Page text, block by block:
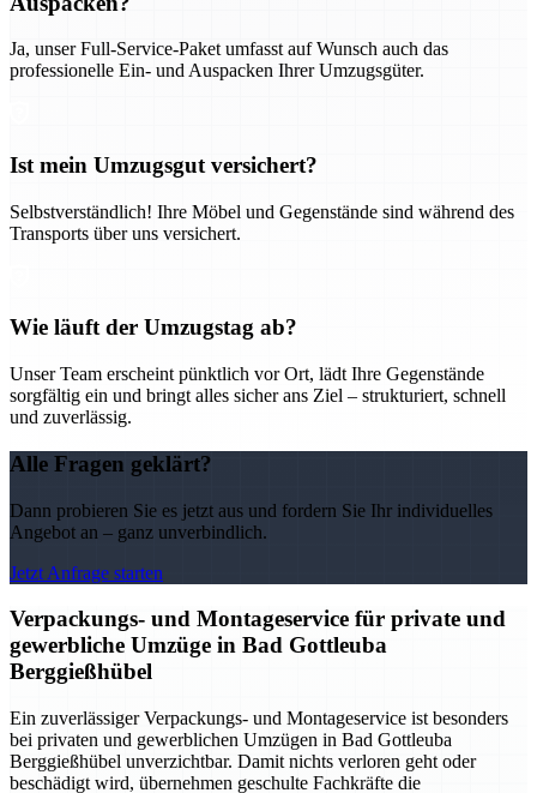
Ja, unser Full-Service-Paket umfasst auf Wunsch auch das
professionelle Ein- und Auspacken Ihrer Umzugsgüter.
Ist mein Umzugsgut versichert?
Selbstverständlich! Ihre Möbel und Gegenstände sind während des
Transports über uns versichert.
Wie läuft der Umzugstag ab?
Unser Team erscheint pünktlich vor Ort, lädt Ihre Gegenstände
sorgfältig ein und bringt alles sicher ans Ziel – strukturiert, schnell
und zuverlässig.
Alle Fragen geklärt?
Dann probieren Sie es jetzt aus und fordern Sie Ihr individuelles
Angebot an – ganz unverbindlich.
Jetzt Anfrage starten
Verpackungs- und Montageservice für private und
gewerbliche Umzüge in Bad Gottleuba
Berggießhübel
Ein zuverlässiger Verpackungs- und Montageservice ist besonders
bei privaten und gewerblichen Umzügen in Bad Gottleuba
Berggießhübel unverzichtbar. Damit nichts verloren geht oder
beschädigt wird, übernehmen geschulte Fachkräfte die